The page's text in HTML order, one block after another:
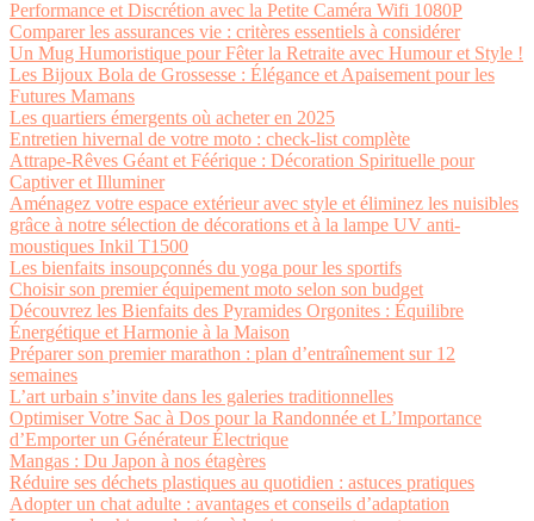
Performance et Discrétion avec la Petite Caméra Wifi 1080P
Comparer les assurances vie : critères essentiels à considérer
Un Mug Humoristique pour Fêter la Retraite avec Humour et Style !
Les Bijoux Bola de Grossesse : Élégance et Apaisement pour les
Futures Mamans
Les quartiers émergents où acheter en 2025
Entretien hivernal de votre moto : check-list complète
Attrape-Rêves Géant et Féérique : Décoration Spirituelle pour
Captiver et Illuminer
Aménagez votre espace extérieur avec style et éliminez les nuisibles
grâce à notre sélection de décorations et à la lampe UV anti-
moustiques Inkil T1500
Les bienfaits insoupçonnés du yoga pour les sportifs
Choisir son premier équipement moto selon son budget
Découvrez les Bienfaits des Pyramides Orgonites : Équilibre
Énergétique et Harmonie à la Maison
Préparer son premier marathon : plan d’entraînement sur 12
semaines
L’art urbain s’invite dans les galeries traditionnelles
Optimiser Votre Sac à Dos pour la Randonnée et L’Importance
d’Emporter un Générateur Électrique
Mangas : Du Japon à nos étagères
Réduire ses déchets plastiques au quotidien : astuces pratiques
Adopter un chat adulte : avantages et conseils d’adaptation